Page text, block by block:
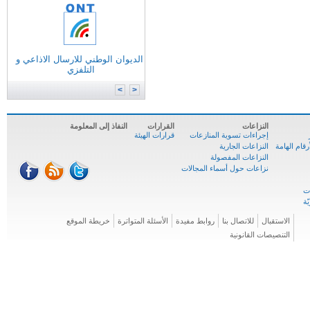
تكنولوجيات الاتصال
الديوان الوطني للارسال الاذاعي و
التلفزي
الهامة
النزاعات
إجراءات تسوية المنازعات
النزاعات الجارية
النزاعات المفصولة
نزاعات حول أسماء المجالات
القرارات
قرارات الهيئة
النفاذ إلى المعلومة
الاستقبال للاتصال بنا روابط مفيدة الأسئلة المتواترة
خريطة الموقع
التنصيصات القانونية